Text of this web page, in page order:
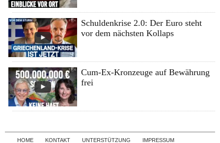
Schuldenkrise 2.0: Der Euro steht
vor dem nächsten Kollaps
Cum-Ex-Kronzeuge auf Bewährung
frei
Skip to content
HOME KONTAKT UNTERSTÜTZUNG IMPRESSUM